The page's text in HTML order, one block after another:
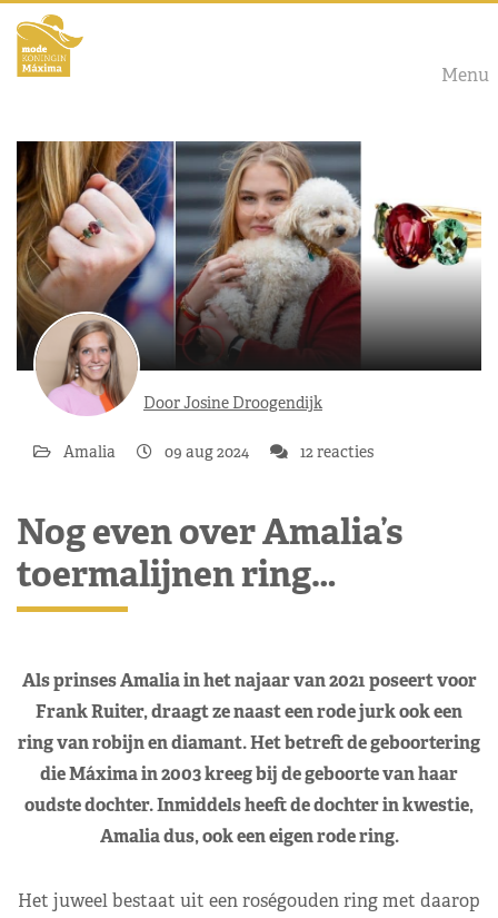
Menu
Door Josine Droogendijk
Amalia 09 aug 2024 12 reacties
Nog even over Amalia’s
toermalijnen ring…
Als prinses Amalia in het najaar van 2021 poseert voor
Frank Ruiter, draagt ze naast een rode jurk ook een
ring van robijn en diamant. Het betreft de geboortering
die Máxima in 2003 kreeg bij de geboorte van haar
oudste dochter. Inmiddels heeft de dochter in kwestie,
Amalia dus, ook een eigen rode ring.
Het juweel bestaat uit een roségouden ring met daarop